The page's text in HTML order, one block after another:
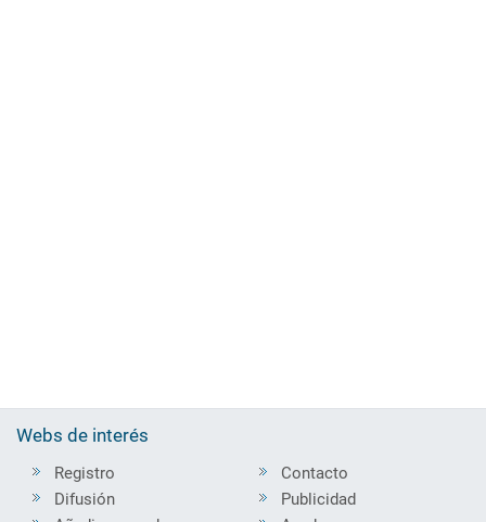
Webs de interés
Registro
Difusión
Contacto
Publicidad